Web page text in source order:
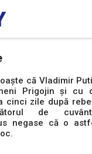
că Vladimir
Prigojin și cu
cinci zile după
de
negase că o